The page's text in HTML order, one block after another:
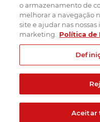
FORÇA DE VENDAS
ASSISTÊNCIA
DOWNLOADS
CONTATO
Mapa do Site Termos de uso
o armazenamento de
melhorar a navegação
site e ajudar nas
marketing.
Política de
Aceitar